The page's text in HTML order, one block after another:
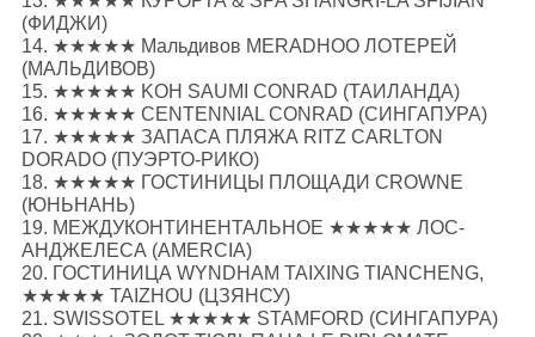
(ФИДЖИ)
14. ★★★★★ Мальдивов MERADHOO ЛОТЕРЕЙ
(МАЛЬДИВОВ)
15. ★★★★★ KOH SAUMI CONRAD (ТАИЛАНДА)
16. ★★★★★ CENTENNIAL CONRAD (СИНГАПУРА)
17. ★★★★★ ЗАПАСА ПЛЯЖА RITZ CARLTON
DORADO (ПУЭРТО-РИКО)
18. ★★★★★ ГОСТИНИЦЫ ПЛОЩАДИ CROWNE
(ЮНЬНАНЬ)
19. МЕЖДУКОНТИНЕНТАЛЬНОЕ ★★★★★ ЛОС-
АНДЖЕЛЕСА (AMERCIA)
20. ГОСТИНИЦА WYNDHAM TAIXING TIANCHENG,
★★★★★ TAIZHOU (ЦЗЯНСУ)
21. SWISSOTEL ★★★★★ STAMFORD (СИНГАПУРА)